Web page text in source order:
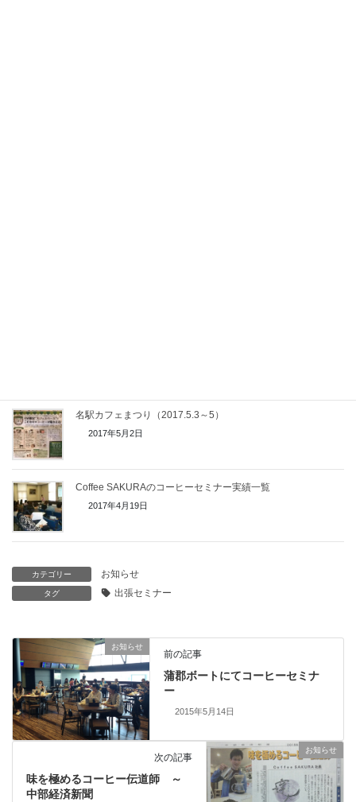
名駅カフェまつり（2017.5.3～5）
2017年5月2日
Coffee SAKURAのコーヒーセミナー実績一覧
2017年4月19日
カテゴリー お知らせ
タグ 出張セミナー
お知らせ
前の記事
蒲郡ボートにてコーヒーセミナ
ー
2015年5月14日
お知らせ
次の記事
味を極めるコーヒー伝道師 ～
中部経済新聞